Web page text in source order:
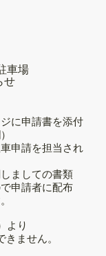
車場
せ
に申請書を添付
申請を担当され
ましての書類
申請者に配布
より
ません。